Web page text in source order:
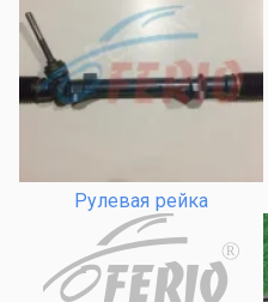
Рулевая рейка
R